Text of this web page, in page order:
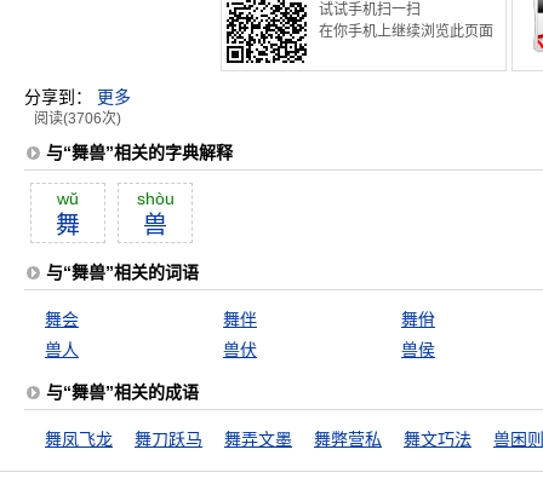
试试手机扫一扫
在你手机上继续浏览此页面
分享到： 更多
阅读(3706次)
与“舞兽”相关的字典解释
wŭ
舞
shòu
兽
与“舞兽”相关的词语
舞会 舞伴
舞佾
兽人
兽伏 兽侯
与“舞兽”相关的成语
舞凤飞龙 舞刀跃马 舞弄文墨 舞弊营私 舞文巧法 兽困